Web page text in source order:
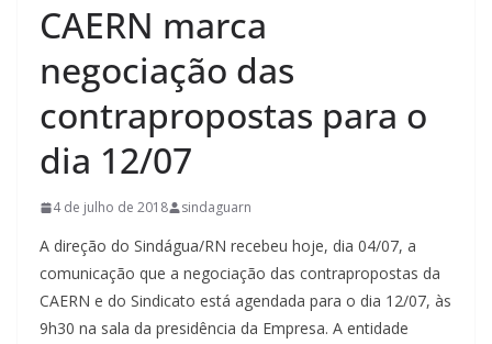
CAERN marca
negociação das
contrapropostas para o
dia 12/07
4 de julho de 2018 sindaguarn
A direção do Sindágua/RN recebeu hoje, dia 04/07, a
comunicação que a negociação das contrapropostas da
CAERN e do Sindicato está agendada para o dia 12/07, às
9h30 na sala da presidência da Empresa. A entidade